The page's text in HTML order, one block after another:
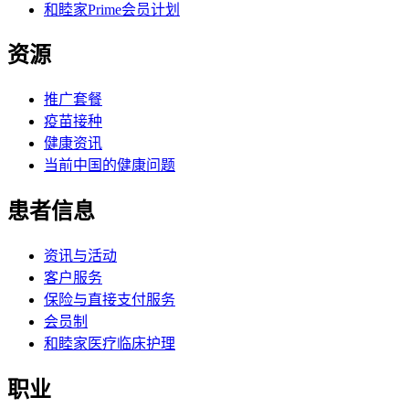
和睦家Prime会员计划
资源
推广套餐
疫苗接种
健康资讯
当前中国的健康问题
患者信息
资讯与活动
客户服务
保险与直接支付服务
会员制
和睦家医疗临床护理
职业